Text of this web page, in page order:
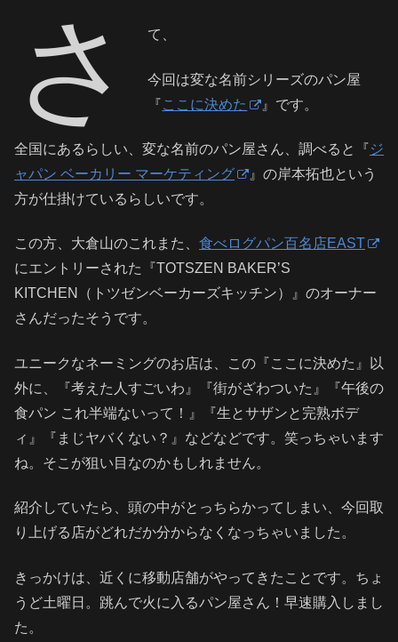
さ て、
今回は変な名前シリーズのパン屋
『ここに決めた 』です。
全国にあるらしい、変な名前のパン屋さん、調べると『ジ
ャパン ベーカリー マーケティング
』の岸本拓也という
方が仕掛けているらしいです。
この方、大倉山のこれまた、 食べログパン百名店EAST
にエントリーされた『TOTSZEN BAKER’S
KITCHEN（トツゼンベーカーズキッチン）』のオーナー
さんだったそうです。
ユニークなネーミングのお店は、この『ここに決めた』以
外に、『考えた人すごいわ』『街がざわついた』『午後の
食パン これ半端ないって！』『生とサザンと完熟ボデ
ィ』『まじヤバくない？』などなどです。笑っちゃいます
ね。そこが狙い目なのかもしれません。
紹介していたら、頭の中がとっちらかってしまい、今回取
り上げる店がどれだか分からなくなっちゃいました。
きっかけは、近くに移動店舗がやってきたことです。ちょ
うど土曜日。跳んで火に入るパン屋さん！早速購入しまし
た。